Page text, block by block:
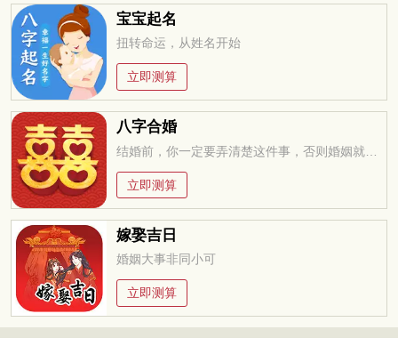
宝宝起名
扭转命运，从姓名开始
立即测算
八字合婚
立即测算
嫁娶吉日
婚姻大事非同小可
立即测算